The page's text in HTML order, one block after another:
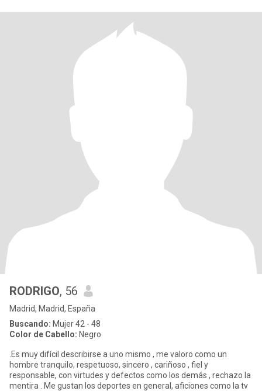
RODRIGO, 56
Madrid, Madrid, España
Buscando: Mujer 42 - 48
Color de Cabello: Negro
.Es muy difícil describirse a uno mismo , me valoro como un
hombre tranquilo, respetuoso, sincero , cariñoso , fiel y
responsable, con virtudes y defectos como los demás , rechazo la
mentira . Me gustan los deportes en general, aficiones como la tv